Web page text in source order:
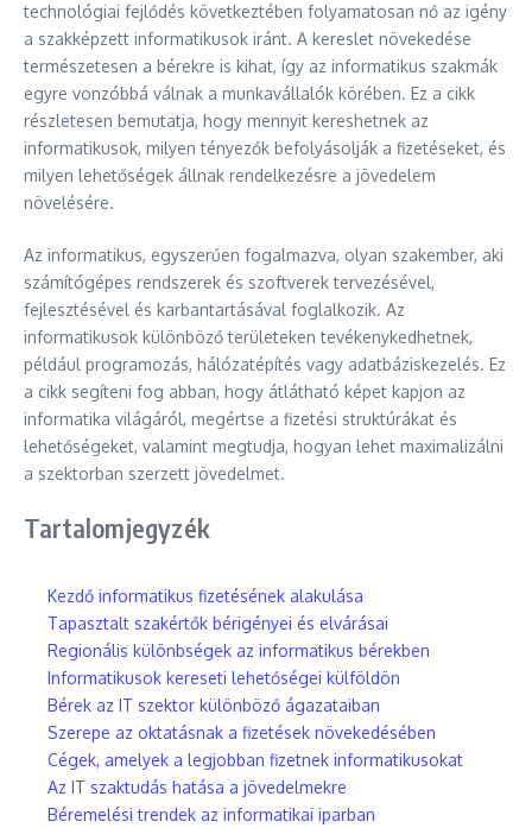
technológiai fejlődés következtében folyamatosan nő az igény
a szakképzett informatikusok iránt. A kereslet növekedése
természetesen a bérekre is kihat, így az informatikus szakmák
egyre vonzóbbá válnak a munkavállalók körében. Ez a cikk
részletesen bemutatja, hogy mennyit kereshetnek az
informatikusok, milyen tényezők befolyásolják a fizetéseket, és
milyen lehetőségek állnak rendelkezésre a jövedelem
növelésére.
Az informatikus, egyszerűen fogalmazva, olyan szakember, aki
számítógépes rendszerek és szoftverek tervezésével,
fejlesztésével és karbantartásával foglalkozik. Az
informatikusok különböző területeken tevékenykedhetnek,
például programozás, hálózatépítés vagy adatbáziskezelés. Ez
a cikk segíteni fog abban, hogy átlátható képet kapjon az
informatika világáról, megértse a fizetési struktúrákat és
lehetőségeket, valamint megtudja, hogyan lehet maximalizálni
a szektorban szerzett jövedelmet.
Tartalomjegyzék
Kezdő informatikus fizetésének alakulása
Tapasztalt szakértők bérigényei és elvárásai
Regionális különbségek az informatikus bérekben
Informatikusok kereseti lehetőségei külföldön
Bérek az IT szektor különböző ágazataiban
Szerepe az oktatásnak a fizetések növekedésében
Cégek, amelyek a legjobban fizetnek informatikusokat
Az IT szaktudás hatása a jövedelmekre
Béremelési trendek az informatikai iparban